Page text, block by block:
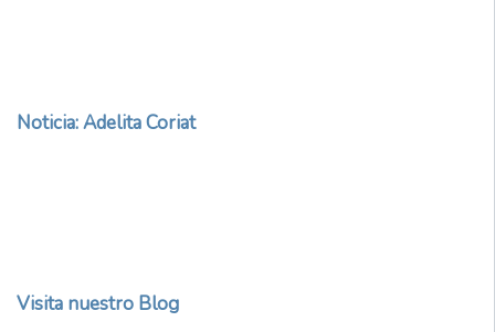
Noticia: Adelita Coriat
Visita nuestro Blog